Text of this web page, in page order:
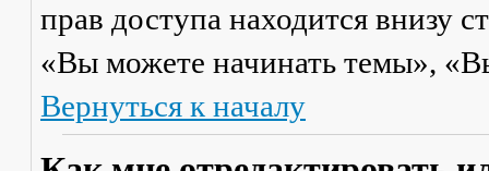
прав доступа находится внизу
«Вы можете начинать темы»,
Вернуться к началу